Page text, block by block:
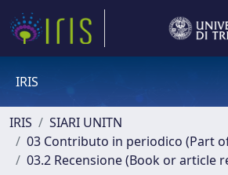
IRIS
IRIS
SIARI UNITN
03 Contributo in periodico (Part
03.2 Recensione (Book or article